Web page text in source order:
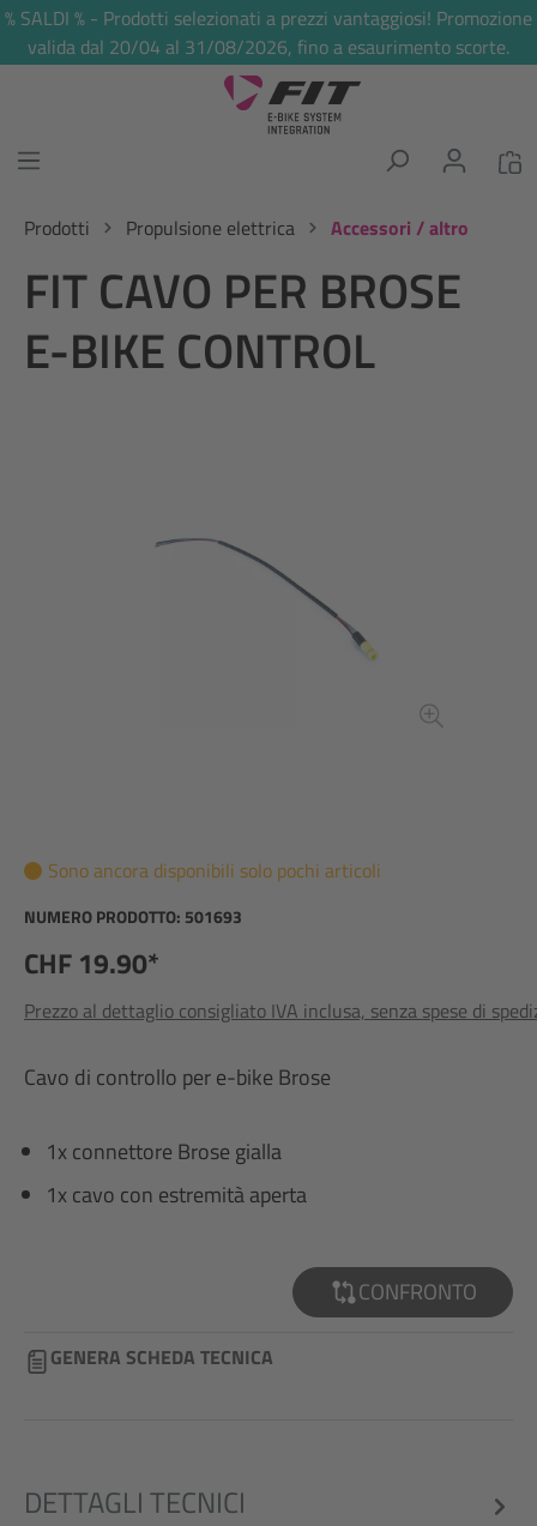
principale
% SALDI % - Prodotti selezionati a prezzi vantaggiosi! Promozione
valida dal 20/04 al 31/08/2026, fino a esaurimento scorte.
Prodotti Propulsione elettrica Accessori / altro
FIT CAVO PER BROSE
E-BIKE CONTROL
Sono ancora disponibili solo pochi articoli
NUMERO PRODOTTO: 501693
CHF 19.90*
Prezzo al dettaglio consigliato IVA inclusa, senza spese di
Cavo di controllo per e-bike Brose
1x connettore Brose gialla
1x cavo con estremità aperta
CONFRONTO
GENERA SCHEDA TECNICA
DETTAGLI TECNICI